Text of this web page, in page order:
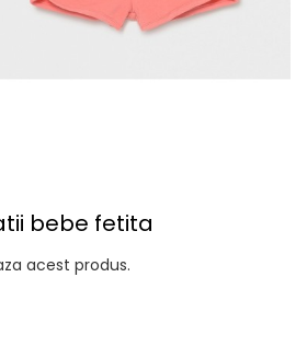
bebe fetita
acest produs.